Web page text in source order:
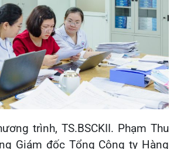
BÁO THAY ĐỔI GIỜ LÀM
2026
ĐẾN TRÁI TI...
2026